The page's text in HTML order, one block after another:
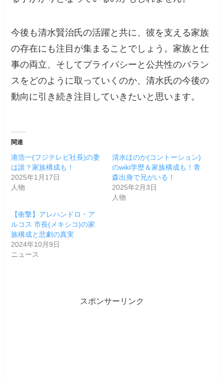
今後も清水賢治氏の活躍と共に、彼を支える家族
の存在にも注目が集まることでしょう。家族と仕
事の両立、そしてプライバシーと公共性のバラン
スをどのように取っていくのか、清水氏の今後の
動向に引き続き注目していきたいと思います。
関連
港浩一(フジテレビ社長)の妻
は誰？家族構成も！
2025年1月17日
人物
清水ほのか(コントーション)
のwiki学歴＆家族構成も！青
森出身で兄がいる！
2025年2月3日
人物
【衝撃】アレハンドロ・ア
ルコス 市長(メキシコ)の家
族構成と悲劇の真実
2024年10月9日
ニュース
スポンサーリンク